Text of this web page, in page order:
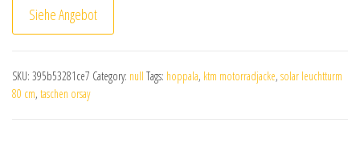
Siehe Angebot
SKU: 395b53281ce7 Category: null Tags: hoppala, ktm motorradjacke, solar leuchtturm
80 cm, taschen orsay